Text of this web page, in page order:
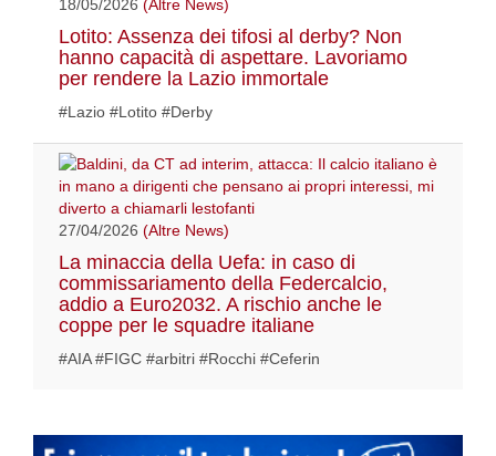
18/05/2026 (Altre News)
Lotito: Assenza dei tifosi al derby? Non
hanno capacità di aspettare. Lavoriamo
per rendere la Lazio immortale
#Lazio #Lotito #Derby
27/04/2026 (Altre News)
La minaccia della Uefa: in caso di
commissariamento della Federcalcio,
addio a Euro2032. A rischio anche le
coppe per le squadre italiane
#AIA #FIGC #arbitri #Rocchi #Ceferin